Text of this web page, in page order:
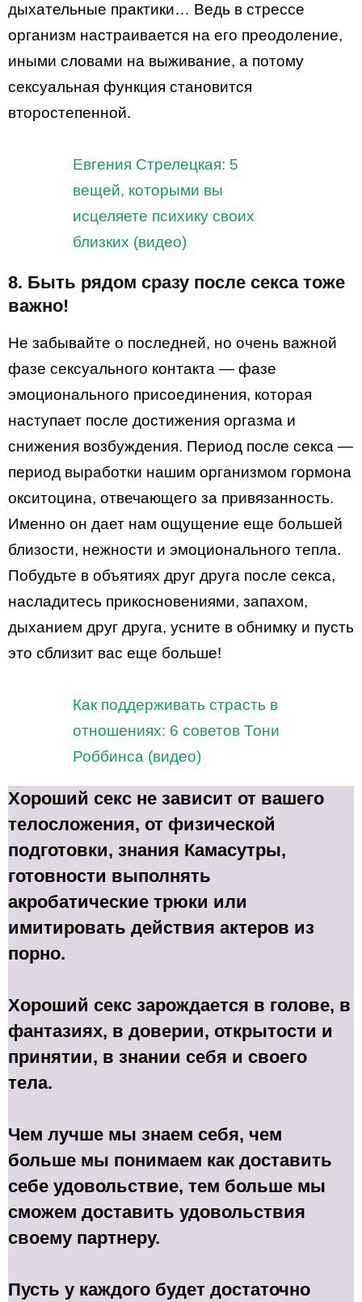
дыхательные практики… Ведь в стрессе
организм настраивается на его преодоление,
иными словами на выживание, а потому
сексуальная функция становится
второстепенной.
Евгения Стрелецкая: 5
вещей, которыми вы
исцеляете психику своих
близких (видео)
8. Быть рядом сразу после секса тоже
важно!
Не забывайте о последней, но очень важной
фазе сексуального контакта — фазе
эмоционального присоединения, которая
наступает после достижения оргазма и
снижения возбуждения. Период после секса —
период выработки нашим организмом гормона
окситоцина, отвечающего за привязанность.
Именно он дает нам ощущение еще большей
близости, нежности и эмоционального тепла.
Побудьте в объятиях друг друга после секса,
насладитесь прикосновениями, запахом,
дыханием друг друга, усните в обнимку и пусть
это сблизит вас еще больше!
Как поддерживать страсть в
отношениях: 6 советов Тони
Роббинса (видео)
Хороший секс не зависит от вашего
телосложения, от физической
подготовки, знания Камасутры,
готовности выполнять
акробатические трюки или
имитировать действия актеров из
порно.
Хороший секс зарождается в голове, в
фантазиях, в доверии, открытости и
принятии, в знании себя и своего
тела.
Чем лучше мы знаем себя, чем
больше мы понимаем как доставить
себе удовольствие, тем больше мы
сможем доставить удовольствия
своему партнеру.
Пусть у каждого будет достаточно